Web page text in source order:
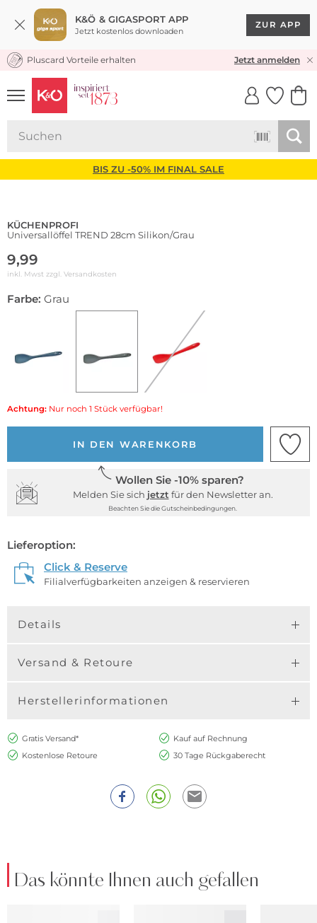
K&Ö & GIGASPORT APP
Jetzt kostenlos downloaden
ZUR APP
KOSTENLOSER VERSAND* & RÜCKVERSAND
Pluscard Vorteile erhalten Jetzt anmelden
UNSERE APP
CLICK &
BIS ZU -50% IM FINAL SALE
KÜCHENPROFI
Universallöffel TREND 28cm Silikon/Grau
9,99
inkl. Mwst zzgl. Versandkosten
Farbe: Grau
Achtung: Nur noch 1 Stück verfügbar!
IN DEN WARENKORB
Wollen Sie -10% sparen?
Melden Sie sich jetzt für den Newsletter an.
Beachten Sie die Gutscheinbedingungen.
Lieferoption:
Click & Reserve
Filialverfügbarkeiten anzeigen & reservieren
Details
Versand & Retoure
Herstellerinformationen
Gratis Versand*
Kauf auf Rechnung
Kostenlose Retoure
30 Tage Rückgaberecht
Das könnte Ihnen auch gefallen